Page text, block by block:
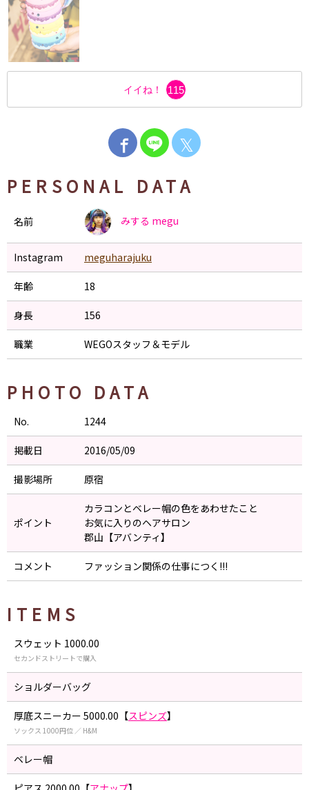
イイね！ 115
𝕏
PERSONAL DATA
名前 みする megu
Instagram meguharajuku
年齢 18
身長 156
職業 WEGOスタッフ＆モデル
PHOTO DATA
No. 1244
掲載日 2016/05/09
撮影場所 原宿
ポイント
カラコンとベレー帽の色をあわせたこと
お気に入りのヘアサロン
郡山【アバンティ】
コメント ファッション関係の仕事につく!!!
ITEMS
スウェット 1000.00
セカンドストリートで購入
ショルダーバッグ
厚底スニーカー 5000.00【スピンズ】
ソックス 1000円位 ／ H&M
ベレー帽